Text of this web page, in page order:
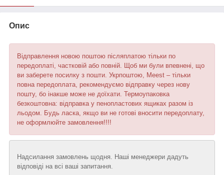
Опис
Відправлення новою поштою післяплатою тільки по
передоплаті, частковій або повній. Щоб ми були впевнені, що
ви заберете посилку з пошти. Укрпоштою, Meest – тільки
повна передоплата, рекомендуємо відправку через нову
пошту, бо інакше може не доїхати. Термоупаковка
безкоштовна: відправка у пенопластових ящиках разом із
льодом. Будь ласка, якщо ви не готові вносити передоплату,
не оформлюйте замовлення!!!!
Надсилання замовлень щодня. Наші менеджери дадуть
відповіді на всі ваші запитання.